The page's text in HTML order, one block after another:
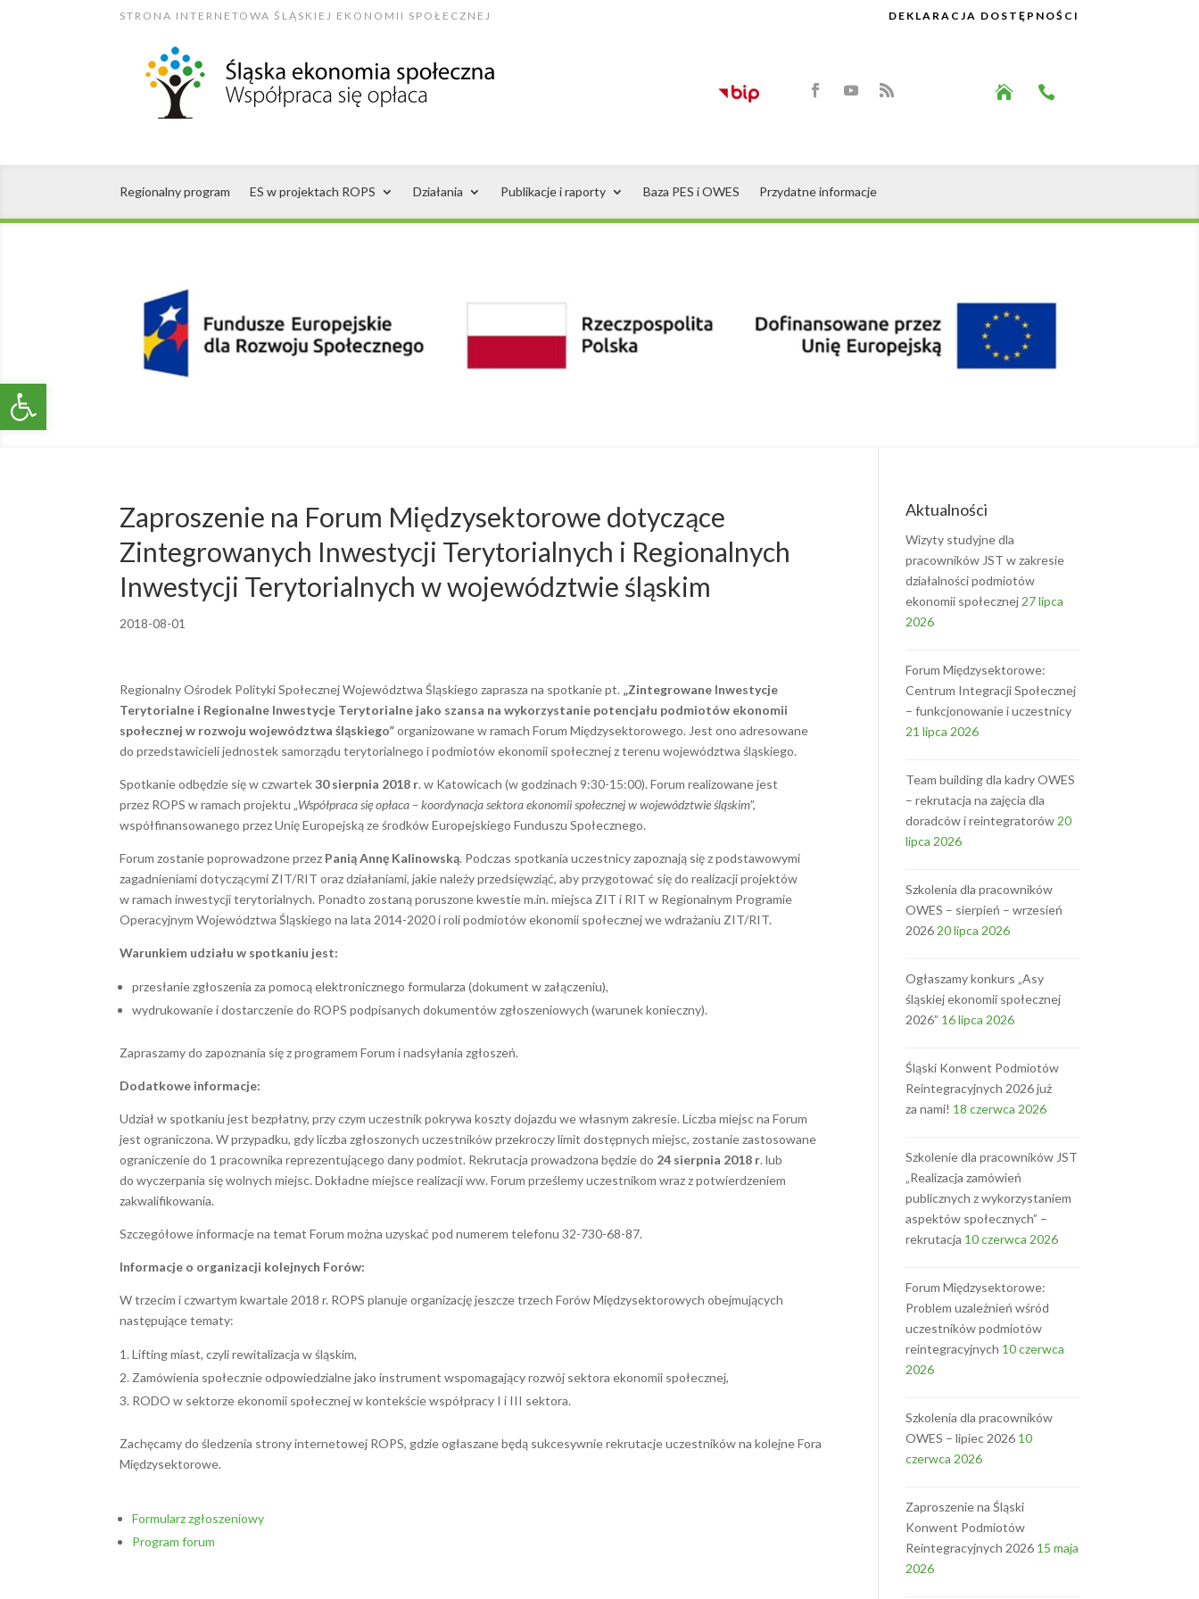
Open toolbar
STRONA INTERNETOWA ŚLĄSKIEJ EKONOMII SPOŁECZNEJ DEKLARACJA DOSTĘPNOŚCI


Regionalny program ES w projektach ROPS Działania Publikacje i raporty Baza PES i OWES Przydatne informacje
Zaproszenie na Forum Międzysektorowe dotyczące
Zintegrowanych Inwestycji Terytorialnych i Regionalnych
Inwestycji Terytorialnych w województwie śląskim
2018-08-01
Regionalny Ośrodek Polityki Społecznej Województwa Śląskiego zaprasza na spotkanie pt. „Zintegrowane Inwestycje
Terytorialne i Regionalne Inwestycje Terytorialne jako szansa na wykorzystanie potencjału podmiotów ekonomii
społecznej w rozwoju województwa śląskiego”organizowane w ramach Forum Międzysektorowego. Jest ono adresowane
do przedstawicieli jednostek samorządu terytorialnego i podmiotów ekonomii społecznej z terenu województwa śląskiego.
Spotkanie odbędzie się w czwartek30 sierpnia 2018 r. w Katowicach (w godzinach 9:30-15:00). Forum realizowane jest
przez ROPS w ramach projektu „Współpraca się opłaca – koordynacja sektora ekonomii społecznej w województwie śląskim”,
współfinansowanego przez Unię Europejską ze środków Europejskiego Funduszu Społecznego.
Forum zostanie poprowadzone przez Panią Annę Kalinowską. Podczas spotkania uczestnicy zapoznają się z podstawowymi
zagadnieniami dotyczącymi ZIT/RIT oraz działaniami, jakie należy przedsięwziąć, aby przygotować się do realizacji projektów
w ramach inwestycji terytorialnych. Ponadto zostaną poruszone kwestie m.in. miejsca ZIT i RIT w Regionalnym Programie
Operacyjnym Województwa Śląskiego na lata 2014-2020 i roli podmiotów ekonomii społecznej we wdrażaniu ZIT/RIT.
Warunkiem udziału w spotkaniu jest:
przesłanie zgłoszenia za pomocą elektronicznego formularza (dokument w załączeniu),
wydrukowanie i dostarczenie do ROPS podpisanych dokumentów zgłoszeniowych (warunek konieczny).
Zapraszamy do zapoznania się z programem Forum i nadsyłania zgłoszeń.
Dodatkowe informacje:
Udział w spotkaniu jest bezpłatny, przy czym uczestnik pokrywa koszty dojazdu we własnym zakresie. Liczba miejsc na Forum
jest ograniczona. W przypadku, gdy liczba zgłoszonych uczestników przekroczy limit dostępnych miejsc, zostanie zastosowane
ograniczenie do 1 pracownika reprezentującego dany podmiot. Rekrutacja prowadzona będzie do 24 sierpnia 2018 r. lub
do wyczerpania się wolnych miejsc. Dokładne miejsce realizacji ww. Forum prześlemy uczestnikom wraz z potwierdzeniem
zakwalifikowania.
Szczegółowe informacje na temat Forum można uzyskać pod numerem telefonu 32-730-68-87.
Informacje o organizacji kolejnych Forów:
W trzecim i czwartym kwartale 2018 r. ROPS planuje organizację jeszcze trzech Forów Międzysektorowych obejmujących
następujące tematy:
Lifting miast, czyli rewitalizacja w śląskim,
Zamówienia społecznie odpowiedzialne jako instrument wspomagający rozwój sektora ekonomii społecznej,
RODO w sektorze ekonomii społecznej w kontekście współpracy I i III sektora.
Zachęcamy do śledzenia strony internetowej ROPS, gdzie ogłaszane będą sukcesywnie rekrutacje uczestników na kolejne Fora
Międzysektorowe.
Formularz zgłoszeniowy
Program forum
Aktualności
Wizyty studyjne dla
pracowników JST w zakresie
działalności podmiotów
ekonomii społecznej 27 lipca
2026
Forum Międzysektorowe:
Centrum Integracji Społecznej
– funkcjonowanie i uczestnicy
21 lipca 2026
Team building dla kadry OWES
– rekrutacja na zajęcia dla
doradców i reintegratorów 20
lipca 2026
Szkolenia dla pracowników
OWES – sierpień – wrzesień
2026 20 lipca 2026
Ogłaszamy konkurs „Asy
śląskiej ekonomii społecznej
2026” 16 lipca 2026
Śląski Konwent Podmiotów
Reintegracyjnych 2026 już
za nami! 18 czerwca 2026
Szkolenie dla pracowników JST
„Realizacja zamówień
publicznych z wykorzystaniem
aspektów społecznych” –
rekrutacja 10 czerwca 2026
Forum Międzysektorowe:
Problem uzależnień wśród
uczestników podmiotów
reintegracyjnych 10 czerwca
2026
Szkolenia dla pracowników
OWES – lipiec 2026 10
czerwca 2026
Zaproszenie na Śląski
Konwent Podmiotów
Reintegracyjnych 2026 15 maja
2026